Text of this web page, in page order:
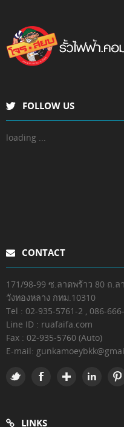
FOLLOW US
loading ...
CONTACT
171/98-99 ซ.ลาดพร้าว 80 ถ.
วังทองหลาง กทม.10310
Tel : 02-935-5761-2 , 086-
Line ID : ruafaifa.com
Fax : 02-935-5760 (Auto)
E-mail:
LINKS